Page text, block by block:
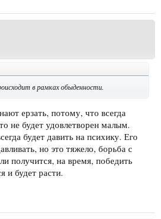
в рамках обыденности.
ерзать, потому, что всегда
не будет удовлетворен малым.
будет давить на психику. Его
но это тяжело, борьба с
получится, на время, победить
и будет расти.